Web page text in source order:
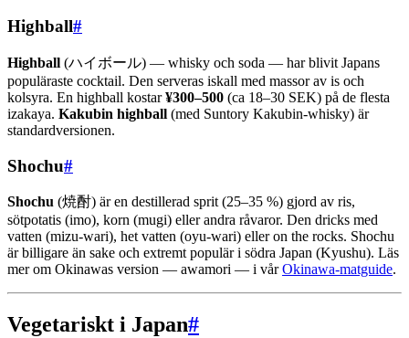
Highball#
Highball (ハイボール) — whisky och soda — har blivit Japans
populäraste cocktail. Den serveras iskall med massor av is och
kolsyra. En highball kostar¥300–500 (ca 18–30 SEK) på de flesta
izakaya. Kakubin highball (med Suntory Kakubin-whisky) är
standardversionen.
Shochu#
Shochu (焼酎) är en destillerad sprit (25–35 %) gjord av ris,
sötpotatis (imo), korn (mugi) eller andra råvaror. Den dricks med
vatten (mizu-wari), het vatten (oyu-wari) eller on the rocks. Shochu
är billigare än sake och extremt populär i södra Japan (Kyushu). Läs
mer om Okinawas version — awamori — i vårOkinawa-matguide.
Vegetariskt i Japan#